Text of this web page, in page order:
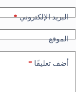
البريد الإلكتروني*
الموقع
أضف تعليقًا *